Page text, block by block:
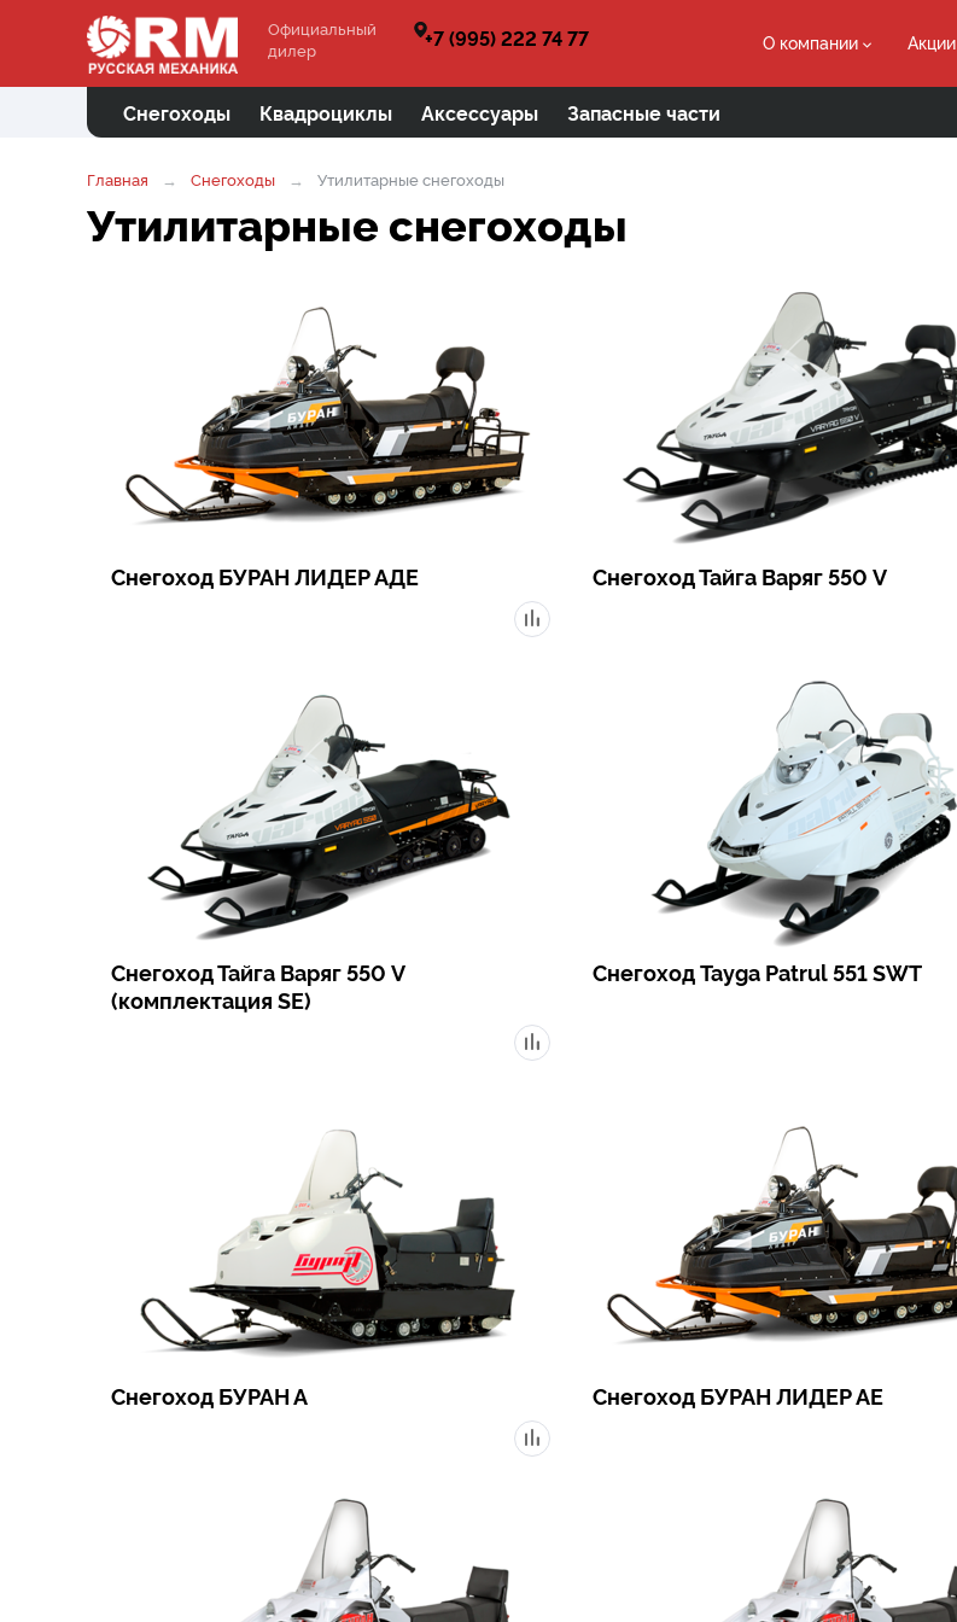
Официальный
дилер
+7 (995) 222 74 77 О компании Акции
Снегоходы Квадроциклы Аксессуары Запасные части
Главная Снегоходы Утилитарные снегоходы
Утилитарные снегоходы
Снегоход БУРАН ЛИДЕР АДЕ Снегоход Тайга Варяг 550 V
Снегоход Тайга Варяг 550 V
(комплектация SE)
Снегоход Tayga Patrul 551 SWT
Снегоход БУРАН А Снегоход БУРАН ЛИДЕР АE